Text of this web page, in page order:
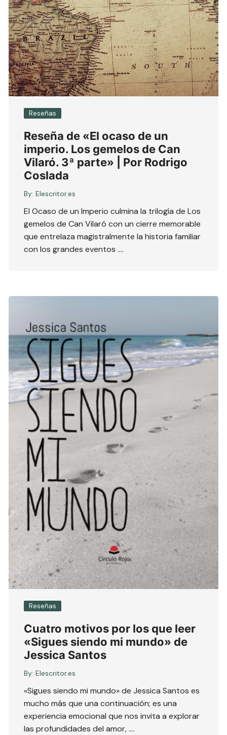
Reseñas
Reseña de «El ocaso de un
imperio. Los gemelos de Can
Vilaró. 3ª parte» | Por Rodrigo
Coslada
By: Elescritor.es
El Ocaso de un Imperio culmina la trilogía de Los
gemelos de Can Vilaró con un cierre memorable
que entrelaza magistralmente la historia familiar
con los grandes eventos ….
Reseñas
Cuatro motivos por los que leer
«Sigues siendo mi mundo» de
Jessica Santos
By: Elescritor.es
«Sigues siendo mi mundo» de Jessica Santos es
mucho más que una continuación; es una
experiencia emocional que nos invita a explorar
las profundidades del amor, ….